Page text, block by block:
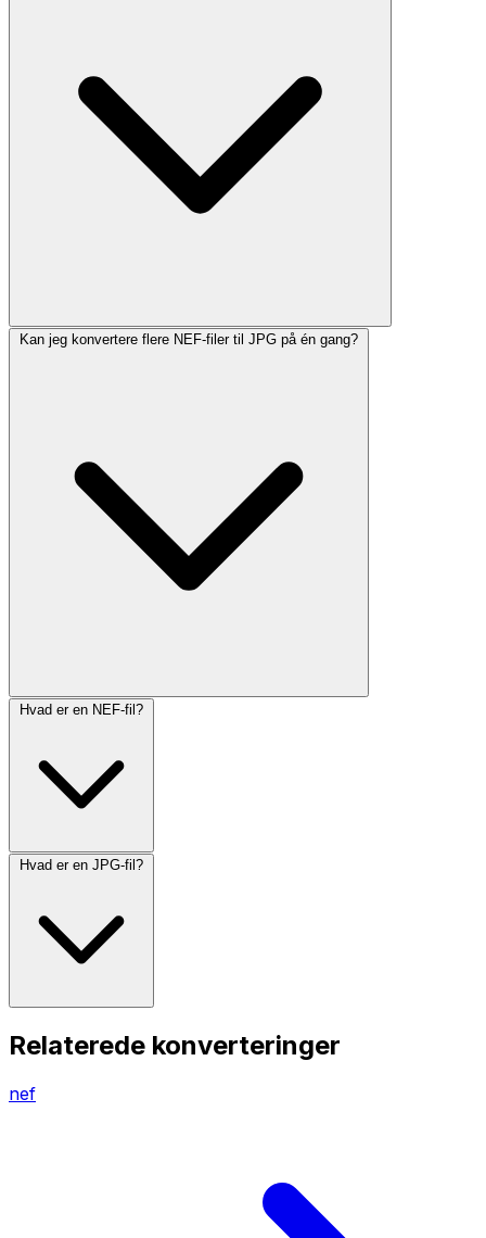
Kan jeg konvertere flere NEF-filer til JPG på én gang?
Hvad er en NEF-fil?
Hvad er en JPG-fil?
Relaterede konverteringer
nef